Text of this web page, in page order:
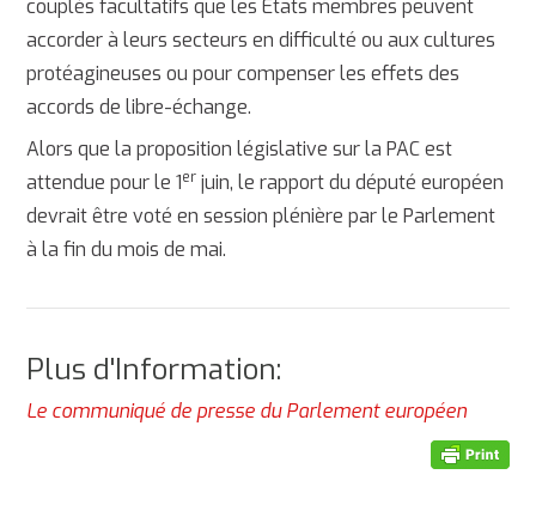
couplés facultatifs que les États membres peuvent
accorder à leurs secteurs en difficulté ou aux cultures
protéagineuses ou pour compenser les effets des
accords de libre-échange.
Alors que la proposition législative sur la PAC est
attendue pour le 1er juin, le rapport du député européen
devrait être voté en session plénière par le Parlement
à la fin du mois de mai.
Plus d'Information:
Le communiqué de presse du Parlement européen